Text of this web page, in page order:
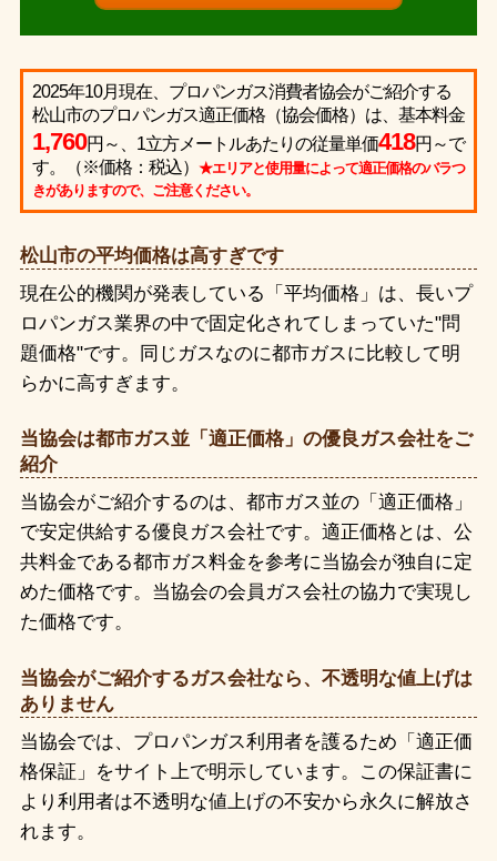
2025年10月現在、プロパンガス消費者協会がご紹介する
松山市のプロパンガス適正価格（協会価格）は、基本料金
1,760円～、1立方メートルあたりの従量単価418円～で
す。（※価格：税込） ★エリアと使用量によって適正価格のバラつ
きがありますので、ご注意ください。
松山市の平均価格は高すぎです
現在公的機関が発表している「平均価格」は、長いプ
ロパンガス業界の中で固定化されてしまっていた"問
題価格"です。同じガスなのに都市ガスに比較して明
らかに高すぎます。
当協会は都市ガス並「適正価格」の優良ガス会社をご
紹介
当協会がご紹介するのは、都市ガス並の「適正価格」
で安定供給する優良ガス会社です。適正価格とは、公
共料金である都市ガス料金を参考に当協会が独自に定
めた価格です。当協会の会員ガス会社の協力で実現し
た価格です。
当協会がご紹介するガス会社なら、不透明な値上げは
ありません
当協会では、プロパンガス利用者を護るため「適正価
格保証」をサイト上で明示しています。この保証書に
より利用者は不透明な値上げの不安から永久に解放さ
れます。